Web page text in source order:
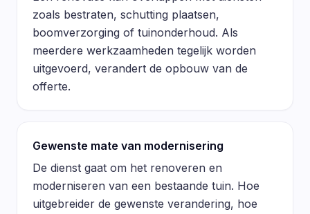
zoals bestraten, schutting plaatsen,
boomverzorging of tuinonderhoud. Als
meerdere werkzaamheden tegelijk worden
uitgevoerd, verandert de opbouw van de
offerte.
Gewenste mate van modernisering
De dienst gaat om het renoveren en
moderniseren van een bestaande tuin. Hoe
uitgebreider de gewenste verandering, hoe